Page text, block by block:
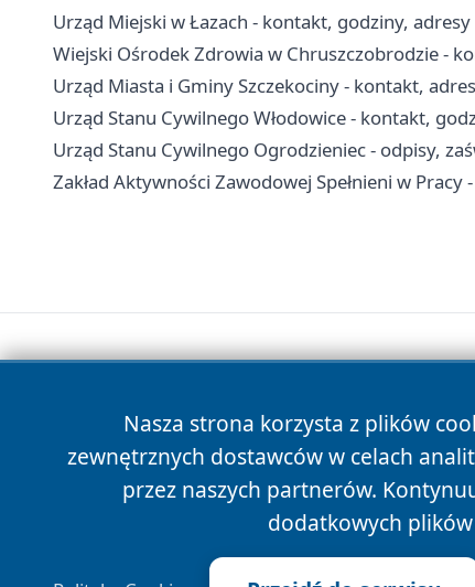
Urząd Miejski w Łazach - kontakt, godziny,
Wiejski Ośrodek Zdrowia w Chruszczobrodzie -
Urząd Miasta i Gminy Szczekociny - kontakt,
Urząd Stanu Cywilnego Włodowice - kontakt,
Urząd Stanu Cywilnego Ogrodzieniec - odpisy,
Zakład Aktywności Zawodowej Spełnieni w
Nasza strona korzysta z plików
zewnętrznych dostawców w celach
przez naszych partnerów.
dodatkowych